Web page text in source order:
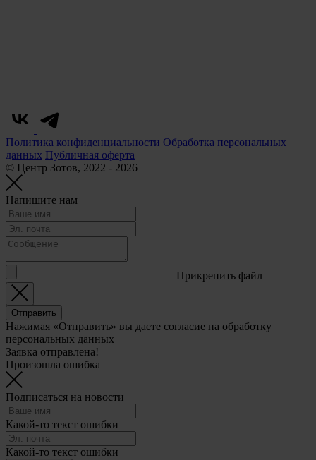
Политика конфиденциальности Обработка персональных
данных Публичная оферта
© Центр Зотов, 2022 - 2026
Напишите нам
Прикрепить файл
Отправить
Нажимая «Отправить» вы даете согласие на обработку
персональных данных
Заявка отправлена!
Произошла ошибка
Подписаться на новости
Какой-то текст ошибки
Какой-то текст ошибки